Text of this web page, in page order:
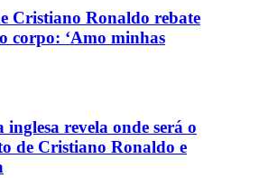
Cristiano Ronaldo rebate
corpo: ‘Amo minhas
inglesa revela onde será o
de Cristiano Ronaldo e